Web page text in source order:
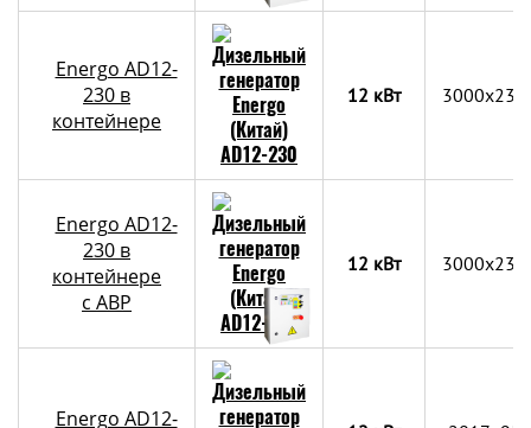
Energo AD12-
230 в
контейнере
12 кВт
Energo AD12-
230 в
контейнере
c АВР
12 кВт
Energo AD12-